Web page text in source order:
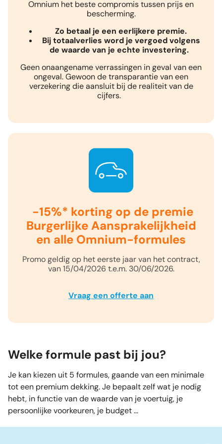
Omnium het beste compromis tussen prijs en
bescherming.
Zo betaal je een eerlijkere premie.
Bij totaalverlies word je vergoed volgens
de waarde van je echte investering.
Geen onaangename verrassingen in geval van een
ongeval. Gewoon de transparantie van een
verzekering die aansluit bij de realiteit van de
cijfers.
-15%* korting op de premie
Burgerlijke Aansprakelijkheid
en alle Omnium-formules
Promo geldig op het eerste jaar van het contract,
van 15/04/2026 t.e.m. 30/06/2026.
Vraag een offerte aan
Welke formule past bij jou?
Je kan kiezen uit 5 formules, gaande van een minimale
tot een premium dekking. Je bepaalt zelf wat je nodig
hebt, in functie van de waarde van je voertuig, je
persoonlijke voorkeuren, je budget …